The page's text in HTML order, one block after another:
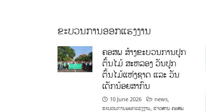
ຂະບວນການອອກແຮງງານ
ຄອສພ ສ້າງຂະບວນການປູກ
ຕົ້ນໄມ້ ສະຫລອງ ວັນປູກ
ຕົ້ນໄມ້ແຫ່ງຊາດ ແລະ ວັນ
ເດັກນ້ອຍສາກົນ
10 June 2026 news,
ຂະບວນການອອກແຮງງານ, ຂ່າວສານ ຄອສພ